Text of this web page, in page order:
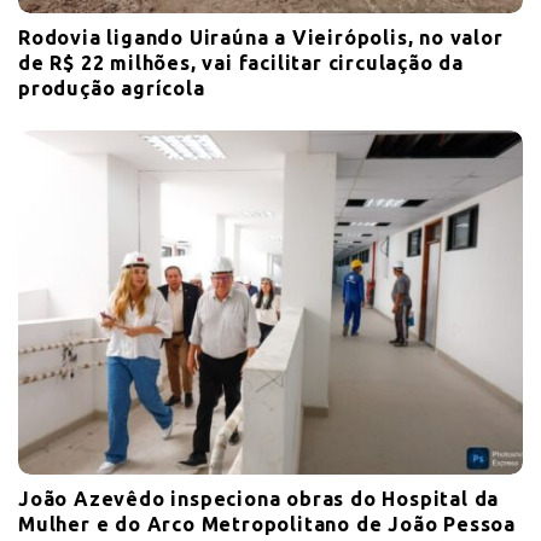
Rodovia ligando Uiraúna a Vieirópolis, no valor
de R$ 22 milhões, vai facilitar circulação da
produção agrícola
João Azevêdo inspeciona obras do Hospital da
Mulher e do Arco Metropolitano de João Pessoa